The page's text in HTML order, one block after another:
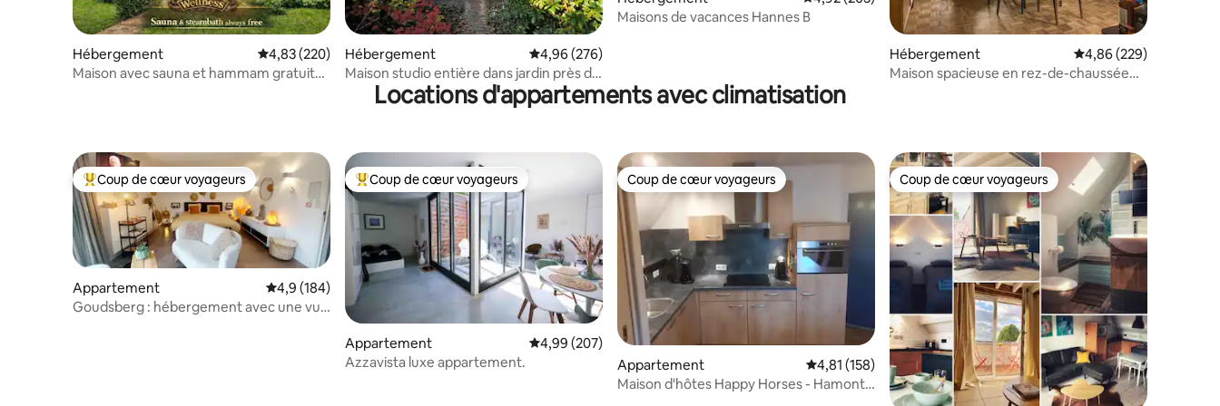
Hébergement Évaluation moyenne sur la base de 220 commentaires : 4,83 sur 5
4,83 (220)
Maison avec sauna et hammam gratuits
Hébergement Évaluation moyenne sur la base de 276 commentaires : 4,96 sur 5
4,96 (276)
Maison studio entière dans jardin près du
centre
Maisons de vacances Hannes B
Hébergement Évaluation moyenne
4,86 (229)
Maison spacieuse en rez-de-chaussée
Locations d'appartements avec climatisation
Coups de cœur voyageurs les plus appréciés
Coup de cœur voyageurs
Appartement Évaluation moyenne sur la base de 184 commentaires : 4,9 sur 5
4,9 (184)
Goudsberg : hébergement avec une vue
Coups de cœur voyageurs les plus appréciés
Coup de cœur voyageurs
Appartement Évaluation moyenne sur la base de 207 commentaires : 4,99 sur 5
4,99 (207)
Azzavista luxe appartement.
Coup de cœur voyageurs
Coup de cœur voyageurs
Appartement Évaluation moyenne sur la base de 158 commentaires : 4,81 sur 5
4,81 (158)
Maison d'hôtes Happy Horses - Hamont-
Coup de cœur voyageurs
Coup de cœur voyageurs